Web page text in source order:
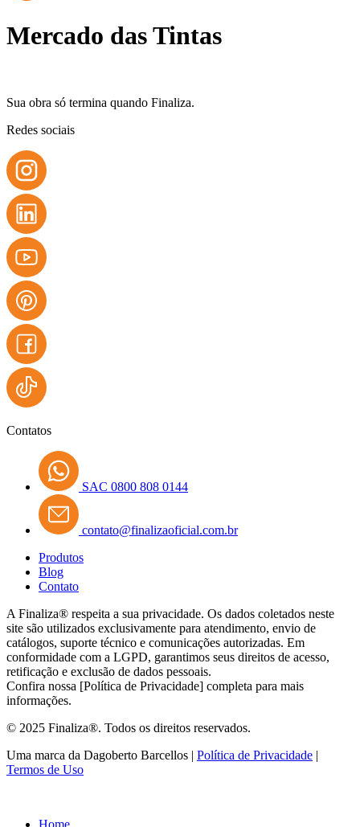
Mercado das Tintas
Sua obra só termina quando Finaliza.
Redes sociais
Contatos
SAC 0800 808 0144
contato@finalizaoficial.com.br
Produtos
Blog
Contato
A Finaliza® respeita a sua privacidade. Os dados coletados neste
site são utilizados exclusivamente para atendimento, envio de
catálogos, suporte técnico e comunicações autorizadas. Em
conformidade com a LGPD, garantimos seus direitos de acesso,
retificação e exclusão de dados pessoais.
Confira nossa [Política de Privacidade] completa para mais
informações.
© 2025 Finaliza®. Todos os direitos reservados.
Uma marca da Dagoberto Barcellos | Política de Privacidade |
Termos de Uso
Home